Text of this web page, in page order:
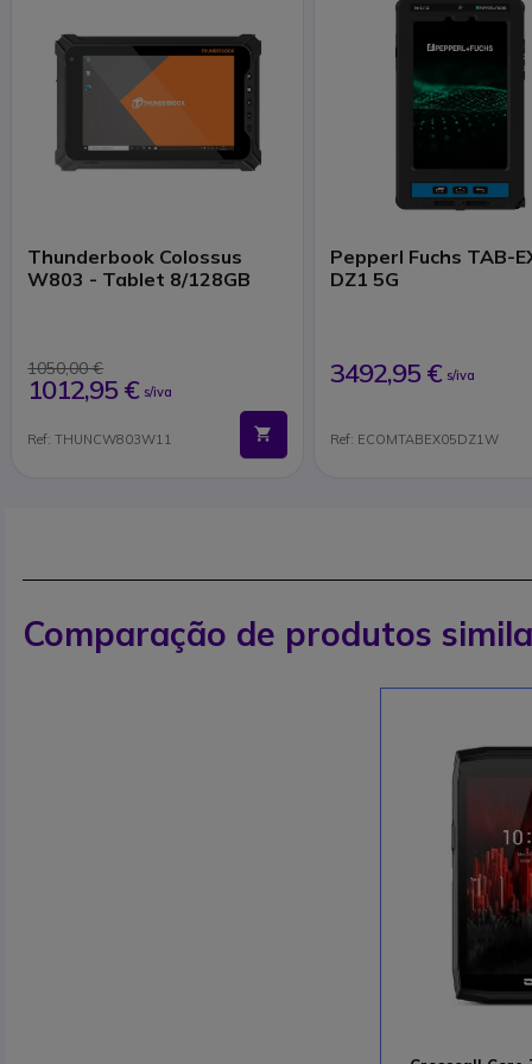
Thunderbook Colossus
W803 - Tablet 8/128GB
1050,00 €
1012,95 € s/iva
Ref: THUNCW803W11
Pepperl Fuchs TAB-
DZ1 5G
3492,95 € s/iva
Ref: ECOMTABEX05DZ1W
Comparação de produtos